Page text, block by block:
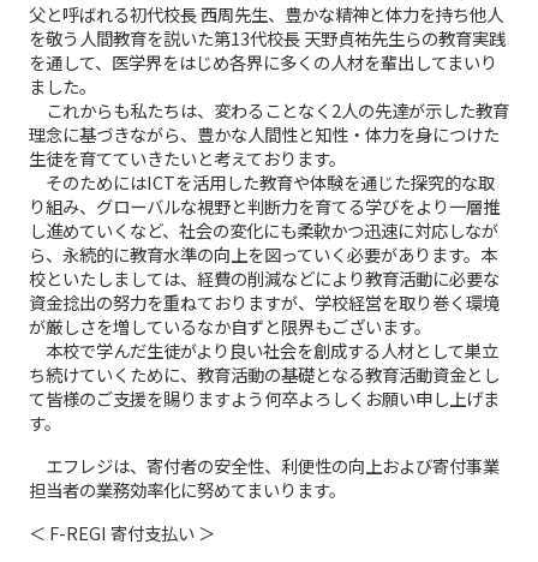
父と呼ばれる初代校長 西周先生、豊かな精神と体力を持ち他人
を敬う人間教育を説いた第13代校長 天野貞祐先生らの教育実践
を通して、医学界をはじめ各界に多くの人材を輩出してまいり
ました。
これからも私たちは、変わることなく2人の先達が示した教育
理念に基づきながら、豊かな人間性と知性・体力を身につけた
生徒を育てていきたいと考えております。
そのためにはICTを活用した教育や体験を通じた探究的な取
り組み、グローバルな視野と判断力を育てる学びをより一層推
し進めていくなど、社会の変化にも柔軟かつ迅速に対応しなが
ら、永続的に教育水準の向上を図っていく必要があります。本
校といたしましては、経費の削減などにより教育活動に必要な
資金捻出の努力を重ねておりますが、学校経営を取り巻く環境
が厳しさを増しているなか自ずと限界もございます。
本校で学んだ生徒がより良い社会を創成する人材として巣立
ち続けていくために、教育活動の基礎となる教育活動資金とし
て皆様のご支援を賜りますよう何卒よろしくお願い申し上げま
す。
エフレジは、寄付者の安全性、利便性の向上および寄付事業
担当者の業務効率化に努めてまいります。
＜ F-REGI 寄付支払い ＞